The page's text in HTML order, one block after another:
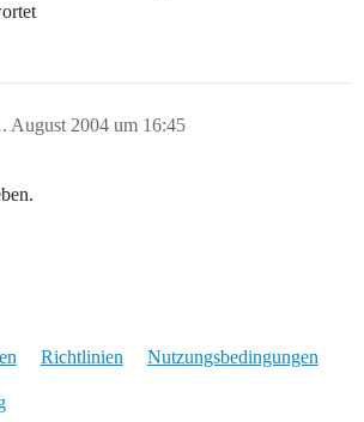
August 2004 um 16:45
Richtlinien Nutzungsbedingungen